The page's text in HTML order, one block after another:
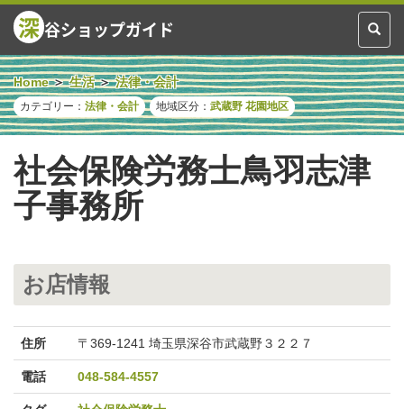
Toggle
深 谷ショップガイド
Home 生活 法律・会計
カテゴリー： 法律・会計 地域区分： 武蔵野 花園地区
社会保険労務士鳥羽志津
子事務所
お店情報
住所 〒369-1241 埼玉県深谷市武蔵野３２２７
電話 048-584-4557